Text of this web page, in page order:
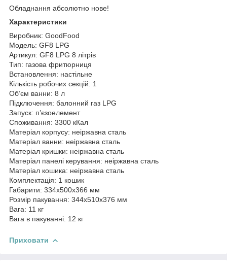
Обладнання абсолютно нове!
Характеристики
Виробник: GoodFood
Модель: GF8 LPG
Артикул: GF8 LPG 8 літрів
Тип: газова фритюрниця
Встановлення: настільне
Кількість робочих секцій: 1
Об’єм ванни: 8 л
Підключення: балонний газ LPG
Запуск: п’єзоелемент
Споживання: 3300 кКал
Матеріал корпусу: неіржавна сталь
Матеріал ванни: неіржавна сталь
Матеріал кришки: неіржавна сталь
Матеріал панелі керування: неіржавна сталь
Матеріал кошика: неіржавна сталь
Комплектація: 1 кошик
Габарити: 334x500x366 мм
Розмір пакування: 344х510х376 мм
Вага: 11 кг
Вага в пакуванні: 12 кг
Приховати